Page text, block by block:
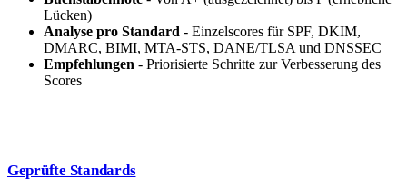
Lücken)
Analyse pro Standard - Einzelscores für SPF, DKIM,
DMARC, BIMI, MTA-STS, DANE/TLSA und DNSSEC
Empfehlungen - Priorisierte Schritte zur Verbesserung des
Scores
Geprüfte Standards